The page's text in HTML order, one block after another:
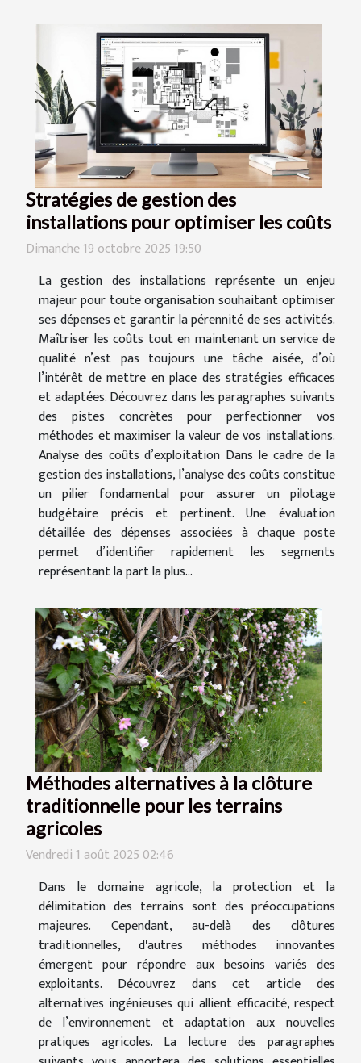
Stratégies de gestion des
installations pour optimiser les coûts
Dimanche 19 octobre 2025 19:50
La gestion des installations représente un enjeu
majeur pour toute organisation souhaitant optimiser
ses dépenses et garantir la pérennité de ses activités.
Maîtriser les coûts tout en maintenant un service de
qualité n’est pas toujours une tâche aisée, d’où
l’intérêt de mettre en place des stratégies efficaces
et adaptées. Découvrez dans les paragraphes suivants
des pistes concrètes pour perfectionner vos
méthodes et maximiser la valeur de vos installations.
Analyse des coûts d’exploitation Dans le cadre de la
gestion des installations, l’analyse des coûts constitue
un pilier fondamental pour assurer un pilotage
budgétaire précis et pertinent. Une évaluation
détaillée des dépenses associées à chaque poste
permet d’identifier rapidement les segments
représentant la part la plus...
Méthodes alternatives à la clôture
traditionnelle pour les terrains
agricoles
Vendredi 1 août 2025 02:46
Dans le domaine agricole, la protection et la
délimitation des terrains sont des préoccupations
majeures. Cependant, au-delà des clôtures
traditionnelles, d'autres méthodes innovantes
émergent pour répondre aux besoins variés des
exploitants. Découvrez dans cet article des
alternatives ingénieuses qui allient efficacité, respect
de l’environnement et adaptation aux nouvelles
pratiques agricoles. La lecture des paragraphes